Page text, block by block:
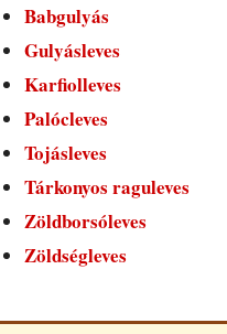
Babgulyás
Gulyásleves
Karfiolleves
Palócleves
Tojásleves
Tárkonyos raguleves
Zöldborsóleves
Zöldségleves